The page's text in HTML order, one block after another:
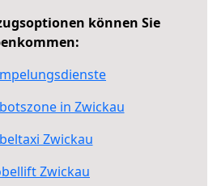
können Sie
in Zwickau
Zwickau
Zwickau